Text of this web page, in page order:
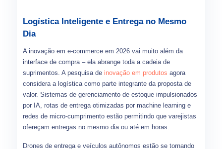
Logística Inteligente e Entrega no Mesmo
Dia
A inovação em e-commerce em 2026 vai muito além da
interface de compra – ela abrange toda a cadeia de
suprimentos. A pesquisa de inovação em produtos agora
considera a logística como parte integrante da proposta de
valor. Sistemas de gerenciamento de estoque impulsionados
por IA, rotas de entrega otimizadas por machine learning e
redes de micro-cumprimento estão permitindo que varejistas
ofereçam entregas no mesmo dia ou até em horas.
Drones de entrega e veículos autônomos estão se tornando